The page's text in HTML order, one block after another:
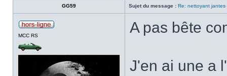
GG59 Sujet du message : Re: nettoyant jantes
MCC RS A pas bête
J'en ai une a